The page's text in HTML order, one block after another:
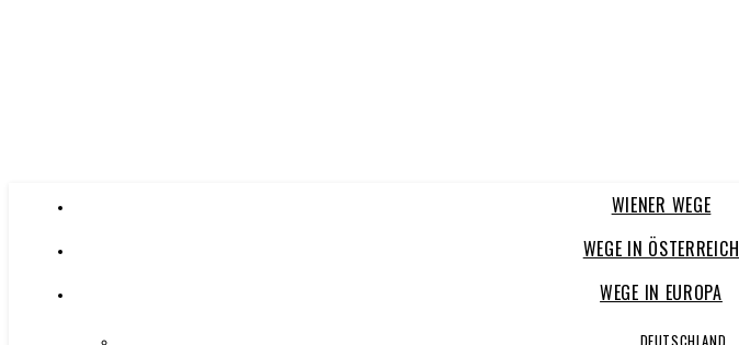
WIENER WEGE
WEGE IN ÖSTERREICH
WEGE IN EUROPA
DEUTSCHLAND